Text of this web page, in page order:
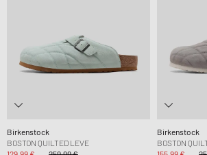
Birkenstock
BOSTON QUILTED LEVE
Birkenstock
BOSTON